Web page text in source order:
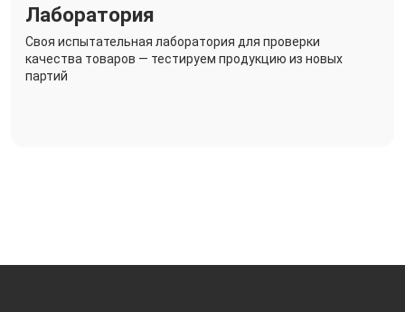
Лаборатория
Своя испытательная лаборатория для проверки
качества товаров — тестируем продукцию из новых
партий